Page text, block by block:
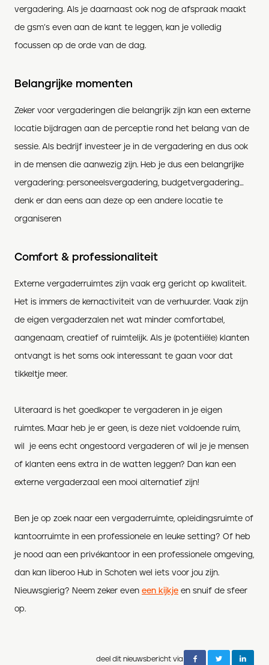
vergadering. Als je daarnaast ook nog de afspraak maakt
de gsm’s even aan de kant te leggen, kan je volledig
focussen op de orde van de dag.
Belangrijke momenten
Zeker voor vergaderingen die belangrijk zijn kan een externe
locatie bijdragen aan de perceptie rond het belang van de
sessie. Als bedrijf investeer je in de vergadering en dus ook
in de mensen die aanwezig zijn. Heb je dus een belangrijke
vergadering: personeelsvergadering, budgetvergadering…
denk er dan eens aan deze op een andere locatie te
organiseren
Comfort & professionaliteit
Externe vergaderruimtes zijn vaak erg gericht op kwaliteit.
Het is immers de kernactiviteit van de verhuurder. Vaak zijn
de eigen vergaderzalen net wat minder comfortabel,
aangenaam, creatief of ruimtelijk. Als je (potentiële) klanten
ontvangt is het soms ook interessant te gaan voor dat
tikkeltje meer.
Uiteraard is het goedkoper te vergaderen in je eigen
ruimtes. Maar heb je er geen, is deze niet voldoende ruim,
wil je eens echt ongestoord vergaderen of wil je je mensen
of klanten eens extra in de watten leggen? Dan kan een
externe vergaderzaal een mooi alternatief zijn!
Ben je op zoek naar een vergaderruimte, opleidingsruimte of
kantoorruimte in een professionele en leuke setting? Of heb
je nood aan een privékantoor in een professionele omgeving,
dan kan liberoo Hub in Schoten wel iets voor jou zijn.
Nieuwsgierig? Neem zeker even een kijkje en snuif de sfeer
op.
deel dit nieuwsbericht via